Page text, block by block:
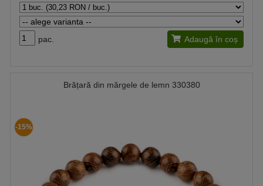
pac. Adaugă în coș
Brățară din mărgele de lemn 330380
-15%